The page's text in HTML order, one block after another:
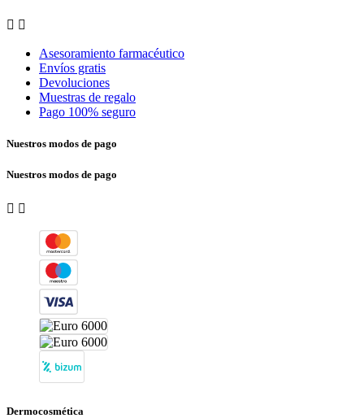
 
Asesoramiento farmacéutico
Envíos gratis
Devoluciones
Muestras de regalo
Pago 100% seguro
Nuestros modos de pago
Nuestros modos de pago
 
Dermocosmética